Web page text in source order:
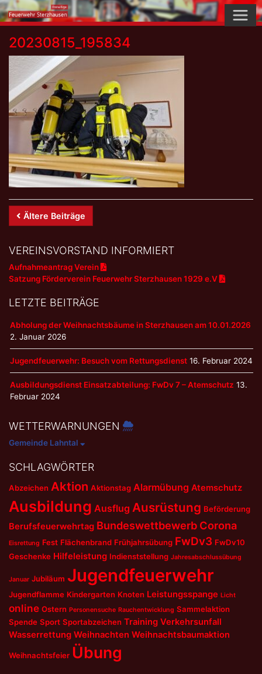
Skip
to
content
20230815_195834
Beitrags-
Navigation
Ältere Beiträge
VEREINSVORSTAND INFORMIERT
Aufnahmeantrag Verein
Satzung Förderverein Feuerwehr Sterzhausen 1929 e.V
LETZTE BEITRÄGE
Abholung der Weihnachtsbäume in Sterzhausen am 10.01.2026
2. Januar 2026
Jugendfeuerwehr: Besuch vom Rettungsdienst 16. Februar 2024
Ausbildungsdienst Einsatzabteilung: FwDv 7 – Atemschutz 13.
Februar 2024
WETTERWARNUNGEN
Gemeinde Lahntal
SCHLAGWÖRTER
Abzeichen Aktion Aktionstag Alarmübung Atemschutz
Ausbildung Ausflug Ausrüstung Beförderung
Berufsfeuerwehrtag Bundeswettbewerb Corona
Eisrettung Fest Flächenbrand Frühjahrsübung FwDv3 FwDv10
Geschenke Hilfeleistung Indienststellung Jahresabschlussübung
Januar Jubiläum Jugendfeuerwehr
Jugendflamme Kindergarten Knoten Leistungsspange Licht
online Ostern Personensuche Rauchentwicklung Sammelaktion
Spende Sport Sportabzeichen Training Verkehrsunfall
Wasserrettung Weihnachten Weihnachtsbaumaktion
Weihnachtsfeier Übung